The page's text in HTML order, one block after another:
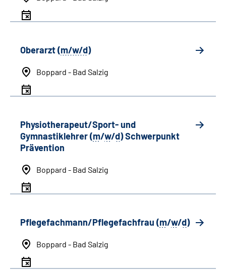
Oberarzt (m/w/d)
Boppard - Bad Salzig
Physiotherapeut/Sport- und
Gymnastiklehrer (m/w/d) Schwerpunkt
Prävention
Boppard - Bad Salzig
Pflegefachmann/Pflegefachfrau (m/w/d)
Boppard - Bad Salzig